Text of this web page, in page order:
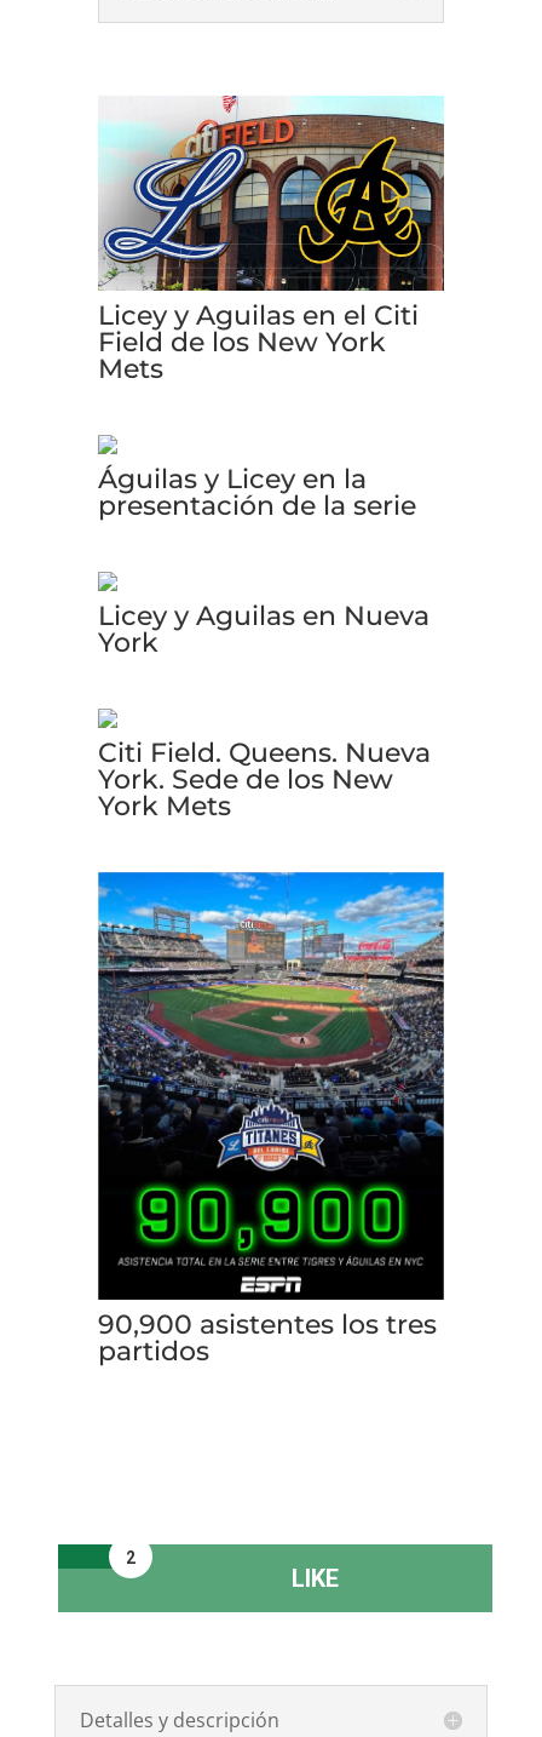
Licey y Aguilas en el Citi
Field de los New York
Mets
Águilas y Licey en la
presentación de la serie
Licey y Aguilas en Nueva
York
Citi Field. Queens. Nueva
York. Sede de los New
York Mets
90,900 asistentes los tres
partidos
2
LIKE
Detalles y descripción